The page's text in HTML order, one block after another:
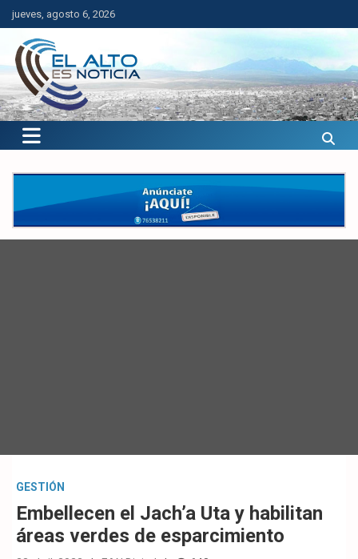
Saltar
al
contenido
jueves, agosto 6, 2026
El Alto es Noticia
Últimas noticias de El Alto, Bolivia y el mundo.
GESTIÓN
Embellecen el Jach’a Uta y habilitan
áreas verdes de esparcimiento